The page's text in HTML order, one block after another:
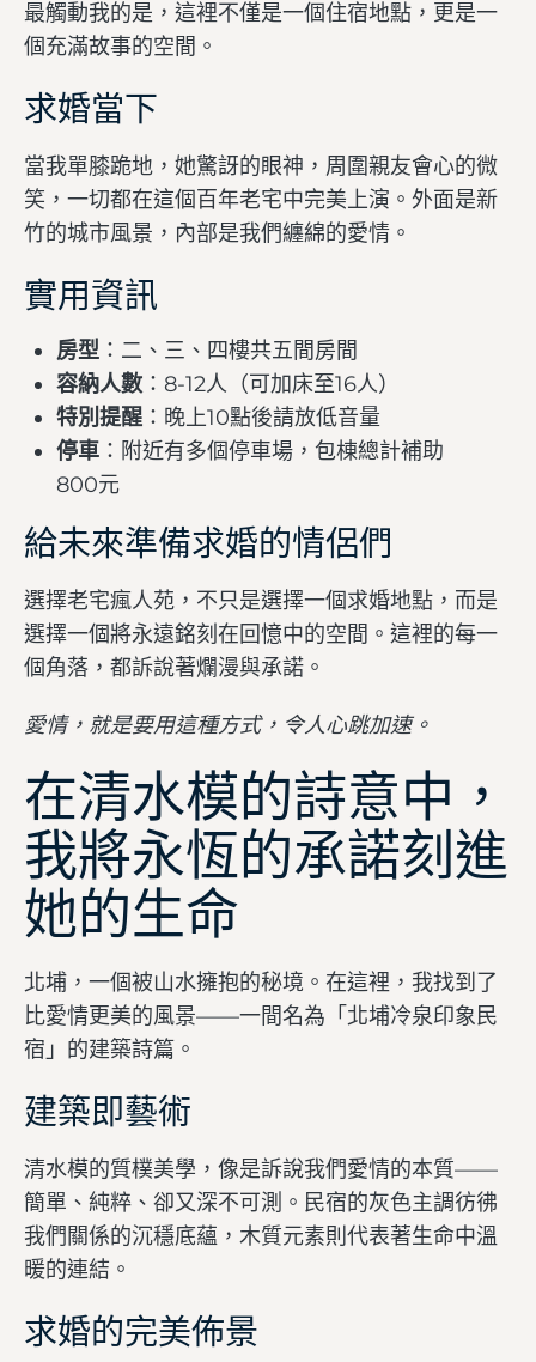
最觸動我的是，這裡不僅是一個住宿地點，更是一
個充滿故事的空間。
求婚當下
當我單膝跪地，她驚訝的眼神，周圍親友會心的微
笑，一切都在這個百年老宅中完美上演。外面是新
竹的城市風景，內部是我們纏綿的愛情。
實用資訊
房型 ：二、三、四樓共五間房間
容納人數 ：8-12人（可加床至16人）
特別提醒 ：晚上10點後請放低音量
停車 ：附近有多個停車場，包棟總計補助
800元
給未來準備求婚的情侶們
選擇老宅瘋人苑，不只是選擇一個求婚地點，而是
選擇一個將永遠銘刻在回憶中的空間。這裡的每一
個角落，都訴說著爛漫與承諾。
愛情，就是要用這種方式，令人心跳加速。
在清水模的詩意中，
我將永恆的承諾刻進
她的生命
北埔，一個被山水擁抱的秘境。在這裡，我找到了
比愛情更美的風景——一間名為「北埔冷泉印象民
宿」的建築詩篇。
建築即藝術
清水模的質樸美學，像是訴說我們愛情的本質——
簡單、純粹、卻又深不可測。民宿的灰色主調彷彿
我們關係的沉穩底蘊，木質元素則代表著生命中溫
暖的連結。
求婚的完美佈景